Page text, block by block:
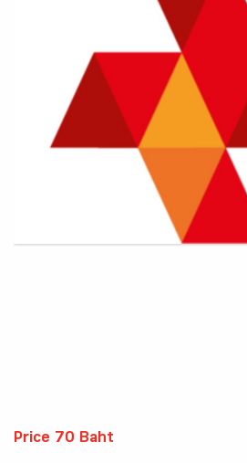
Price 70 Baht